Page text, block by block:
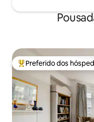
Entre os melhores
Preferido dos